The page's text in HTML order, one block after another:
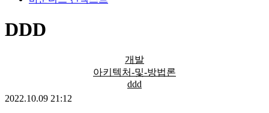
DDD
개발
아키텍처-및-방법론
ddd
2022.10.09 21:12